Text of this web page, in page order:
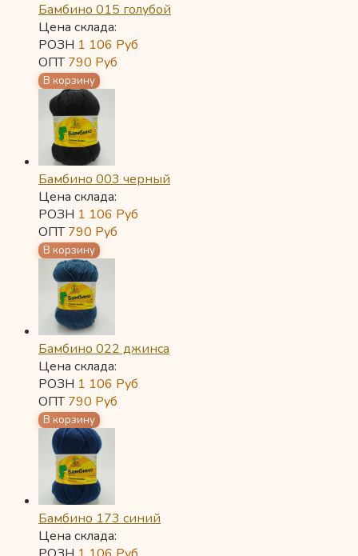
Бамбино 015 голубой
Цена склада:
РОЗН 1 106 Руб
ОПТ790 Руб
Бамбино 003 черный
Цена склада:
РОЗН 1 106 Руб
ОПТ790 Руб
Бамбино 022 джинса
Цена склада:
РОЗН 1 106 Руб
ОПТ790 Руб
Бамбино 173 синий
Цена склада: